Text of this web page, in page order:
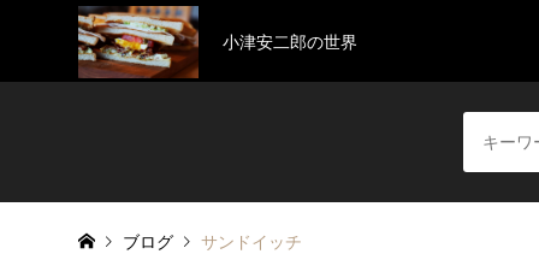
小津安二郎の世界
ブログ サンドイッチ